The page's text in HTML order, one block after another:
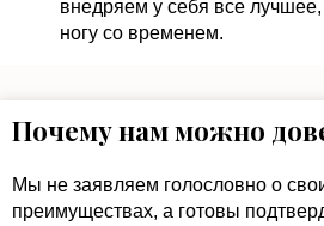
внедряем у себя все
ногу со временем.
Почему нам можно
Мы не заявляем голословно о
преимуществах, а готовы